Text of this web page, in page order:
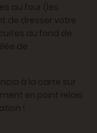
au four (les
de dresser votre
au fond de
de
à la carte sur
en point relais
!